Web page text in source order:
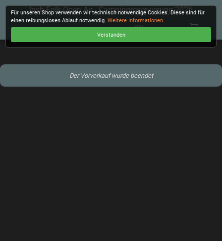
Irish Folk Open Air - Campingreservierung 2026
Der Vorverkauf wurde beendet
Für unseren Shop verwenden wir technisch notwendige Cookies. Diese sind für
einen reibungslosen Ablauf notwendig.Weitere Informationen.
Verstanden